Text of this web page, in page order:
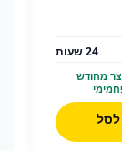
24 שעות
מחודש